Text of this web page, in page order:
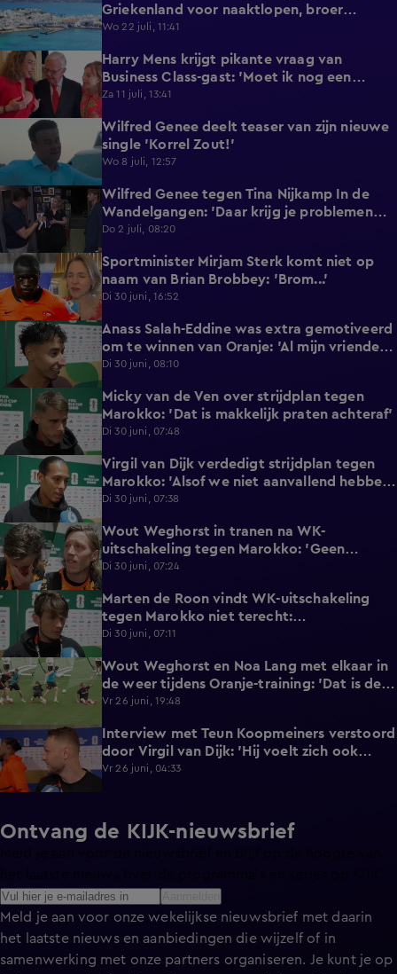
Griekenland voor naaktlopen, broer
reageert met statement'
Wo 22 juli, 11:41
0:17
Harry Mens krijgt pikante vraag van
Business Class-gast: 'Moet ik nog een
knoopje losdoen?'
Za 11 juli, 13:41
0:37
Wilfred Genee deelt teaser van zijn nieuwe
single 'Korrel Zout!'
Wo 8 juli, 12:57
6:55
Wilfred Genee tegen Tina Nijkamp In de
Wandelgangen: 'Daar krijg je problemen
mee!'
Do 2 juli, 08:20
1:18
Sportminister Mirjam Sterk komt niet op
naam van Brian Brobbey: 'Brom...'
Di 30 juni, 16:52
3:02
Anass Salah-Eddine was extra gemotiveerd
om te winnen van Oranje: 'Al mijn vrienden
zijn Nederlands!'
Di 30 juni, 08:10
1:44
Micky van de Ven over strijdplan tegen
Marokko: 'Dat is makkelijk praten achteraf'
Di 30 juni, 07:48
Virgil van Dijk verdedigt strijdplan tegen
Marokko: 'Alsof we niet aanvallend hebben
gedacht?'
Di 30 juni, 07:38
3:49
Wout Weghorst in tranen na WK-
uitschakeling tegen Marokko: 'Geen
moment rekening mee gehouden'
Di 30 juni, 07:24
3:26
Marten de Roon vindt WK-uitschakeling
tegen Marokko niet terecht:
'Gelijkwaardige pot'
Di 30 juni, 07:11
2:58
Wout Weghorst en Noa Lang met elkaar in
de weer tijdens Oranje-training: 'Dat is de
tweede keer!'
Vr 26 juni, 19:48
2:43
Interview met Teun Koopmeiners verstoord
door Virgil van Dijk: 'Hij voelt zich ook
lekker!'
Vr 26 juni, 04:33
Ontvang de KIJK-nieuwsbrief
Meld je aan voor onze wekelijkse nieuwsbrief met daarin
het laatste nieuws en aanbiedingen die wijzelf of in
samenwerking met onze partners organiseren. Je kunt je op